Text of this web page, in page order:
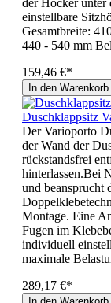
der Hocker unter
einstellbare
Gesamtbreite:
440 - 540 mm
159,46 €*
In den Warenkorb
Duschklappsitz
Der Varioporto
der Wand der
rückstandsfrei
hinterlassen.Bei
und beansprucht
Montage. Eine
Fugen im
individuell
maximale
289,17 €*